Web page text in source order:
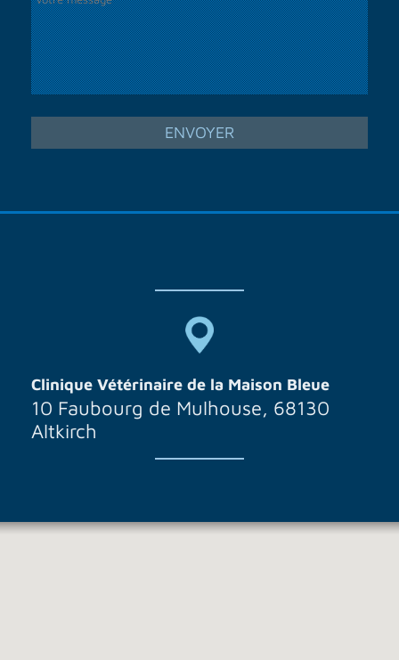
ENVOYER
Clinique Vétérinaire de la Maison Bleue
10 Faubourg de Mulhouse, 68130
Altkirch